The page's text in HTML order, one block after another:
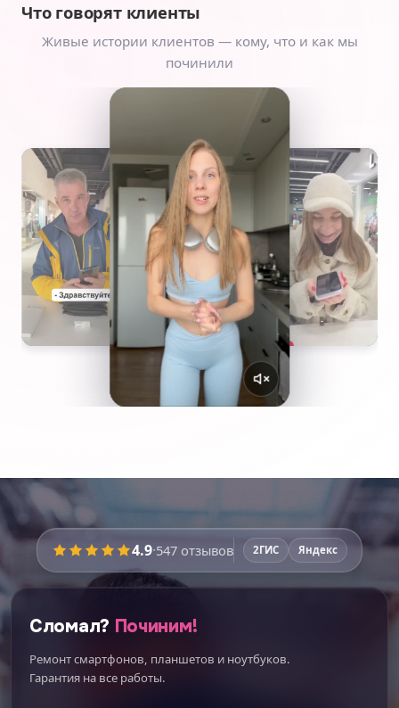
Что говорят клиенты
Живые истории клиентов — кому, что и как мы
починили
4.9·547 отзывов 2ГИС Яндекс
Сломал? Починим!
Ремонт смартфонов, планшетов и ноутбуков.
Гарантия на все работы.